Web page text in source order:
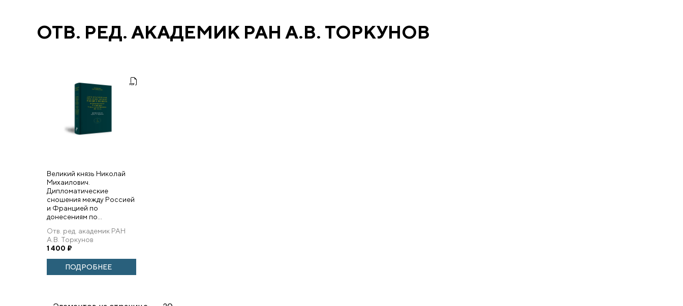
ОТВ. РЕД. АКАДЕМИК РАН А.В. ТОРКУНОВ
Великий князь Николай
Михаилович.
Дипломатические
сношения между Россией
и Францией по
донесениям по...
Отв. ред. академик РАН
А.В. Торкунов
1 400 ₽
ПОДРОБНЕЕ